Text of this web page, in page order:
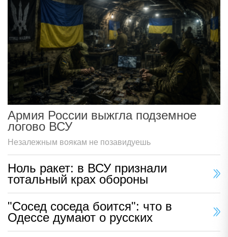
Армия России выжгла подземное
логово ВСУ
Незалежным воякам не позавидуешь
Ноль ракет: в ВСУ признали
тотальный крах обороны
"Сосед соседа боится": что в
Одессе думают о русских